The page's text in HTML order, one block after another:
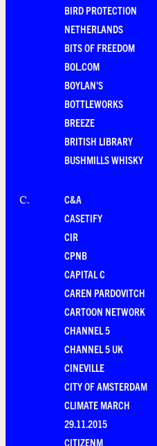
BIRD PROTECTION
NETHERLANDS
BITS OF FREEDOM
BOL.COM
BOYLAN'S
BOTTLEWORKS
BREEZE
BRITISH LIBRARY
BUSHMILLS WHISKY
C.
C&A
CASETIFY
CIR
CPNB
CAPITAL C
CAREN PARDOVITCH
CARTOON NETWORK
CHANNEL 5
CHANNEL 5 UK
CINEVILLE
CITY OF AMSTERDAM
CLIMATE MARCH
29.11.2015
CITIZENM